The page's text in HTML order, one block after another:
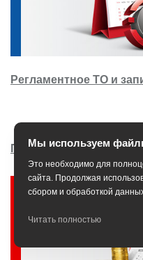
Регламентное ТО и
Программа Trade-in
Мы используем
Это необходимо для
сайта. Продолжая
сбором и обработкой
Читать полностью